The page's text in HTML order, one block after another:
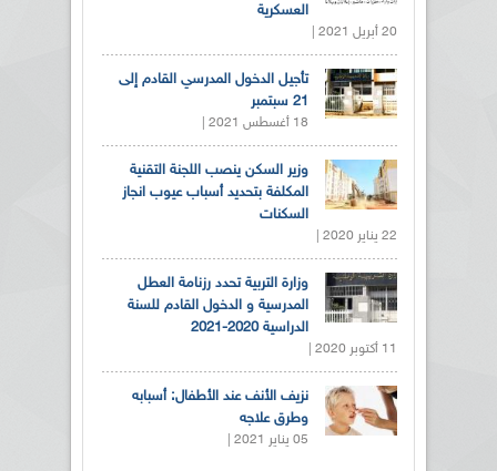
العسكرية
20 أبريل 2021 |
تأجيل الدخول المدرسي القادم إلى
21 سبتمبر
18 أغسطس 2021 |
وزير السكن ينصب اللجنة التقنية
المكلفة بتحديد أسباب عيوب انجاز
السكنات
22 يناير 2020 |
وزارة التربية تحدد رزنامة العطل
المدرسية و الدخول القادم للسنة
الدراسية 2020-2021
11 أكتوبر 2020 |
نزيف الأنف عند الأطفال: أسبابه
وطرق علاجه
05 يناير 2021 |